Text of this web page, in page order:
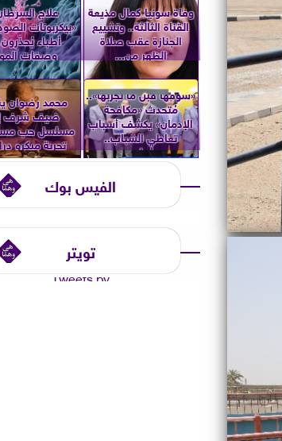
وفاة سونيا كمال مذيعة
القناة الثالثة.. وتشييع
الجنازة عقب صلاة
الظهر من...
علاج
«بيكربونات
أطباء
وصفات
«شوفها قبل ما تجربها»..
مُتحدث «مكافحة
الإدمان» يكشف أسباب
تعاطي الشباب..
ويُعلن...
محمد رضوان
ضيف شرف
مسلسل حب
تجربة ميكرو
الفيس بوك
تويتر
Tweets by